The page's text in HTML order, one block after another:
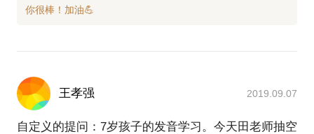
王孝强 2019.09.07
自定义的提问：7岁孩子的发音学习。今天田老师抽空